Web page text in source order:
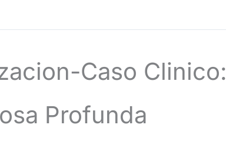
Caso Clinico:
Profunda